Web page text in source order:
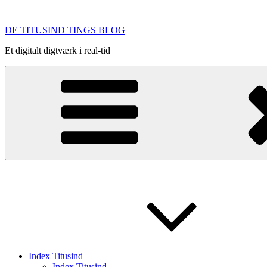
indhold
DE TITUSIND TINGS BLOG
Et digitalt digtværk i real-tid
Index Titusind